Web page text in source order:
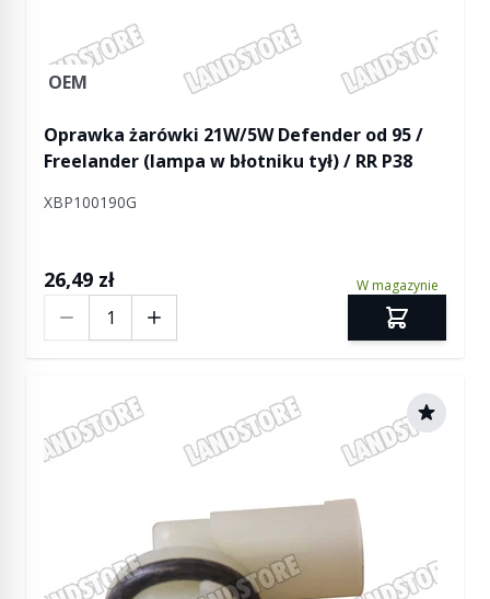
OEM
Oprawka żarówki 21W/5W Defender od 95 /
Freelander (lampa w błotniku tył) / RR P38
XBP100190G
26,49 zł W magazynie